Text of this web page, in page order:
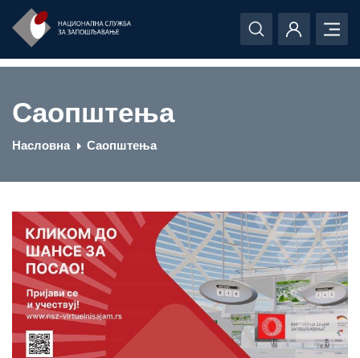
Саопштења
Насловна Саопштења